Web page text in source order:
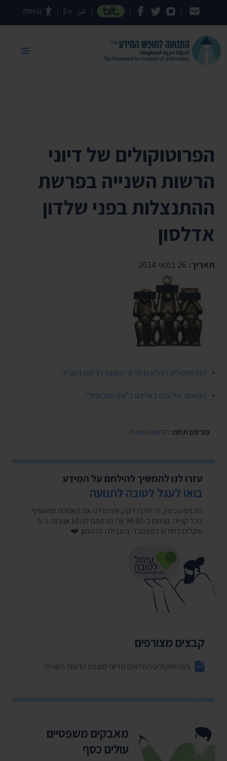
דילוג לתוכן העמוד عر En נגישות
הפרוטוקולים של דיוני
הרשות השנייה בפרשת
ההתנצלות בפני שלדון
אדלסון
תאריך:
הפרוטוקולים המלאים מדיוני מועצת הרשות השנייה
המאמר של ענת באלינט ב"עין השביעית"
פורסם תחת: הרשות השניה
עזרו לנו להמשיך להילחם על המידע
בואו לעגל לטובה לתנועה
היכנסו עכשיו, זה לוקח דקה, ותרמו לנו את האגורות מהעודף
בכל קנייה. קניתם ב-99.90 ₪? תרמתם לנו 10 אגורות. כ-5
שקלים בחודש במצטבר. בשבילנו זה המון. ❤️
קבצים מצורפים
הפרוטוקולים המלאים מדיוני מועצת הרשות השנייה
מאבקים משפטיים
עולים כסף